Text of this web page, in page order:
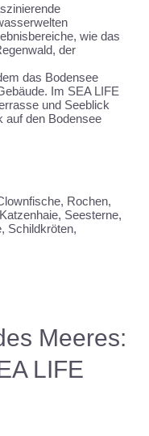
wie das
der
das Bodensee
Im SEA LIFE
und Seeblick
auf den Bodensee
Rochen,
Seesterne,
Schildkröten,
Meeres:
LIFE